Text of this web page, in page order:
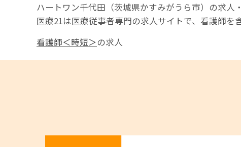
ハートワン千代田（茨城県かすみがうら市）の求人
医療21は医療従事者専門の求人サイトで、看護師を
看護師＜時短＞の求人